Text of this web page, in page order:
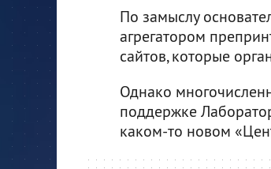
По замыслу
агрегатором
сайтов, которые
Однако
поддержке
каком-то новом